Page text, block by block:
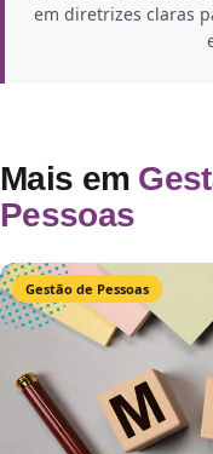
em diretrizes claras
Mais em
Pessoas
Gestão de Pessoas